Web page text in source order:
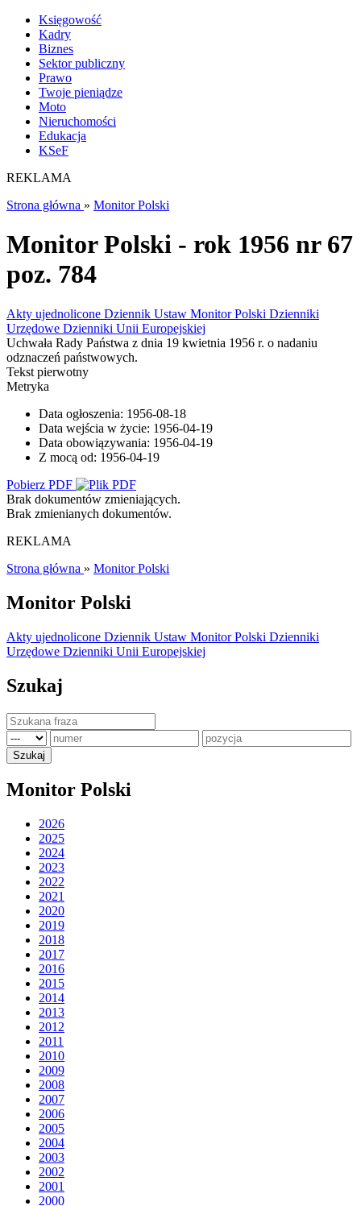
Księgowość
Kadry
Biznes
Sektor publiczny
Prawo
Twoje pieniądze
Moto
Nieruchomości
Edukacja
KSeF
REKLAMA
Strona główna » Monitor Polski
Monitor Polski - rok 1956 nr 67
poz. 784
Akty ujednolicone Dziennik Ustaw Monitor Polski Dzienniki
Urzędowe Dzienniki Unii Europejskiej
Uchwała Rady Państwa z dnia 19 kwietnia 1956 r. o nadaniu
odznaczeń państwowych.
Tekst pierwotny
Metryka
Data ogłoszenia: 1956-08-18
Data wejścia w życie: 1956-04-19
Data obowiązywania: 1956-04-19
Z mocą od: 1956-04-19
Pobierz PDF
Brak dokumentów zmieniających.
Brak zmienianych dokumentów.
REKLAMA
Strona główna » Monitor Polski
Monitor Polski
Akty ujednolicone Dziennik Ustaw Monitor Polski Dzienniki
Urzędowe Dzienniki Unii Europejskiej
Szukaj
Monitor Polski
2026
2025
2024
2023
2022
2021
2020
2019
2018
2017
2016
2015
2014
2013
2012
2011
2010
2009
2008
2007
2006
2005
2004
2003
2002
2001
2000